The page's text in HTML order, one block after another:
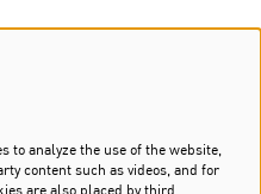
to analyze the use of the website,
content such as videos, and for